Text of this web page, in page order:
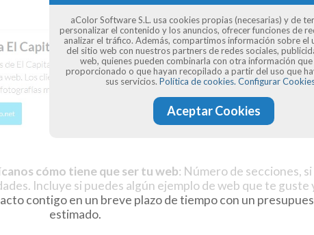
cómo tiene que ser tu web: Número de secciones,
Incluye si puedes algún ejemplo de web que te guste
contigo en un breve plazo de tiempo con un
estimado.
aColor Software S.L. usa cookies propias (necesarias) y de
personalizar el contenido y los anuncios, ofrecer funciones de
analizar el tráfico. Además, compartimos información sobre el
del sitio web con nuestros partners de redes sociales,
web, quienes pueden combinarla con otra información que
proporcionado o que hayan recopilado a partir del uso que
sus servicios. Política de cookies. Configurar
Aceptar Cookies